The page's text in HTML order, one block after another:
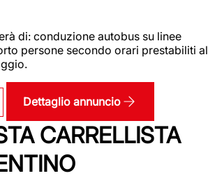
di: conduzione autobus su linee
persone secondo orari prestabiliti al
Dettaglio annuncio
CARRELLISTA